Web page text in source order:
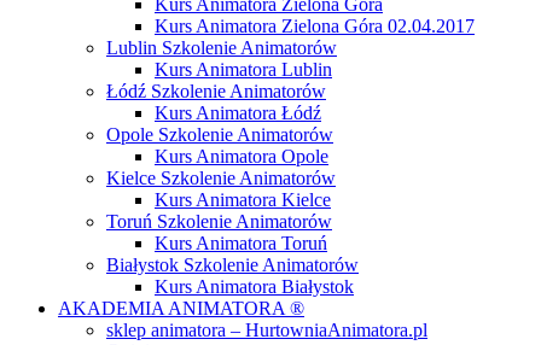
Kurs Animatora Zielona Góra
Kurs Animatora Zielona Góra 02.04.2017
Lublin Szkolenie Animatorów
Kurs Animatora Lublin
Łódź Szkolenie Animatorów
Kurs Animatora Łódź
Opole Szkolenie Animatorów
Kurs Animatora Opole
Kielce Szkolenie Animatorów
Kurs Animatora Kielce
Toruń Szkolenie Animatorów
Kurs Animatora Toruń
Białystok Szkolenie Animatorów
Kurs Animatora Białystok
AKADEMIA ANIMATORA ®
sklep animatora – HurtowniaAnimatora.pl